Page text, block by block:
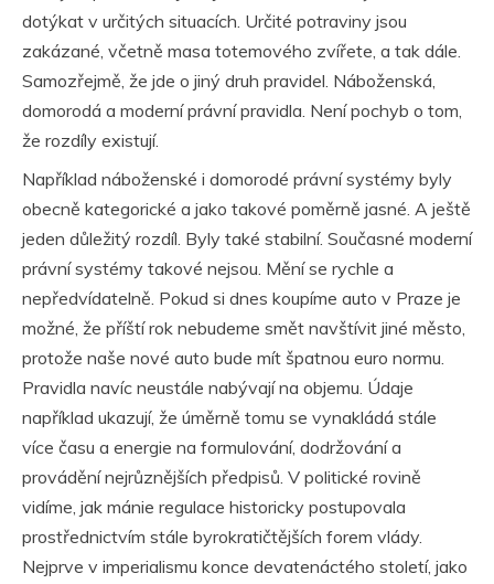
dotýkat v určitých situacích. Určité potraviny jsou
zakázané, včetně masa totemového zvířete, a tak dále.
Samozřejmě, že jde o jiný druh pravidel. Náboženská,
domorodá a moderní právní pravidla. Není pochyb o tom,
že rozdíly existují.
Například náboženské i domorodé právní systémy byly
obecně kategorické a jako takové poměrně jasné. A ještě
jeden důležitý rozdíl. Byly také stabilní. Současné moderní
právní systémy takové nejsou. Mění se rychle a
nepředvídatelně. Pokud si dnes koupíme auto v Praze je
možné, že příští rok nebudeme smět navštívit jiné město,
protože naše nové auto bude mít špatnou euro normu.
Pravidla navíc neustále nabývají na objemu. Údaje
například ukazují, že úměrně tomu se vynakládá stále
více času a energie na formulování, dodržování a
provádění nejrůznějších předpisů. V politické rovině
vidíme, jak mánie regulace historicky postupovala
prostřednictvím stále byrokratičtějších forem vlády.
Nejprve v imperialismu konce devatenáctého století, jako